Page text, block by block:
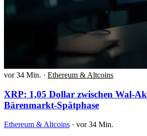
vor 34 Min. · Ethereum & Altcoins
XRP: 1,05 Dollar zwischen Wal-
Bärenmarkt-Spätphase
Ethereum & Altcoins · vor 34 Min.